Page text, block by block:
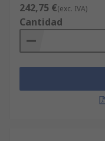
242,75 €(exc. IVA)
Cantidad